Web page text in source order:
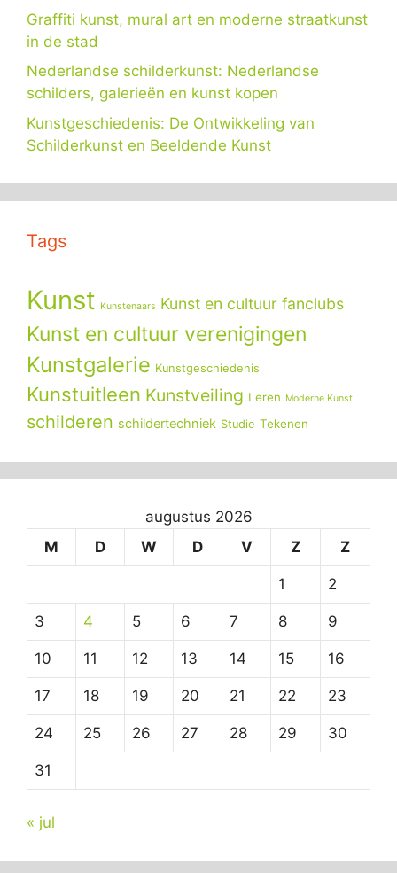
Graffiti kunst, mural art en moderne straatkunst
in de stad
Nederlandse schilderkunst: Nederlandse
schilders, galerieën en kunst kopen
Kunstgeschiedenis: De Ontwikkeling van
Schilderkunst en Beeldende Kunst
Tags
Kunst Kunstenaars Kunst en cultuur fanclubs
Kunst en cultuur verenigingen
Kunstgalerie Kunstgeschiedenis
Kunstuitleen Kunstveiling Leren Moderne Kunst
schilderen schildertechniek Studie Tekenen
augustus 2026
M
D W D V Z Z
1 2
3 4 5 6 7 8 9
10 11 12 13 14 15 16
17 18 19 20 21 22 23
24 25 26 27 28 29 30
31
« jul